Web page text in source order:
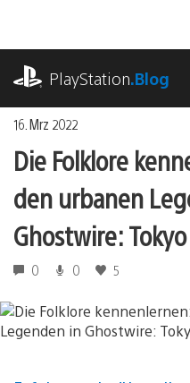
springen
PlayStation.Blog
16. Mrz 2022
Die Folklore
den urbanen
Ghostwire: Tokyo
0 0 5